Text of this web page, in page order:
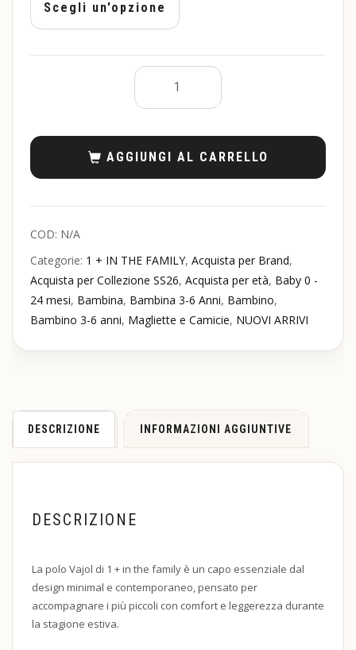
AGGIUNGI AL CARRELLO
COD: N/A
Categorie: 1 + IN THE FAMILY, Acquista per Brand,
Acquista per Collezione SS26, Acquista per età, Baby 0 -
24 mesi, Bambina, Bambina 3-6 Anni, Bambino,
Bambino 3-6 anni, Magliette e Camicie, NUOVI ARRIVI
DESCRIZIONE INFORMAZIONI AGGIUNTIVE
DESCRIZIONE
La polo Vajol di 1 + in the family è un capo essenziale dal
design minimal e contemporaneo, pensato per
accompagnare i più piccoli con comfort e leggerezza durante
la stagione estiva.